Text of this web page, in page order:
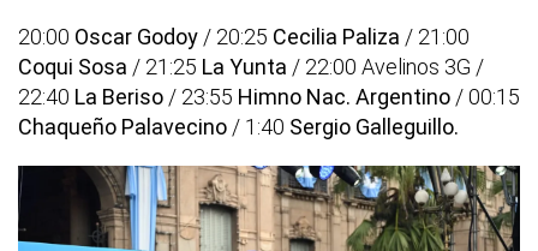
20:00 Oscar Godoy / 20:25 Cecilia Paliza / 21:00
Coqui Sosa / 21:25 La Yunta / 22:00 Avelinos 3G /
22:40 La Beriso / 23:55 Himno Nac. Argentino / 00:15
Chaqueño Palavecino / 1:40 Sergio Galleguillo.